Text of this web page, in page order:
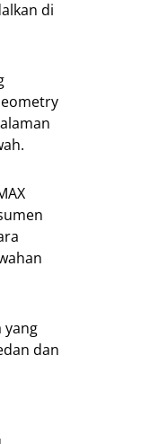
di
yang
dan